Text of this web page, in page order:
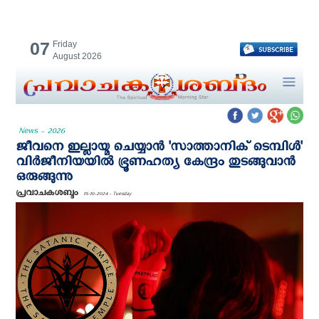
07 Friday
August 2026
News - 2026
ജീവനെ ഇല്ലായ്മ ചെയ്യാന്‍ 'സാത്താനിക് ടെമ്പിൾ'
വിർജീനിയയിൽ ഭ്രൂണഹത്യ കേന്ദ്രം തുടങ്ങുവാന്‍
ഒരുങ്ങുന്നു
പ്രവാചകശബ്ദം 15-10-2024 - Tuesday